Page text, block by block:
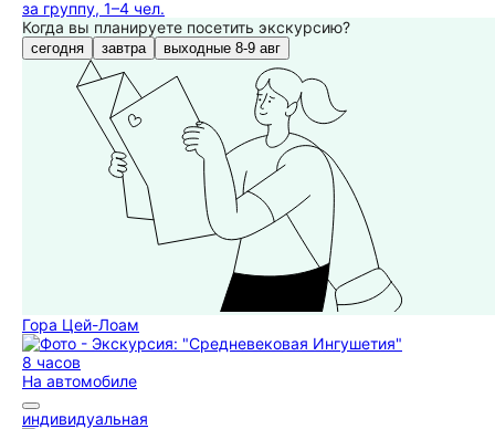
за группу, 1–4 чел.
Когда вы планируете посетить экскурсию?
сегодня завтра выходные 8-9 авг
Гора Цей-Лоам
8 часов
На автомобиле
индивидуальная